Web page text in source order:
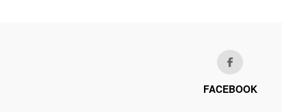
FACEBOOK